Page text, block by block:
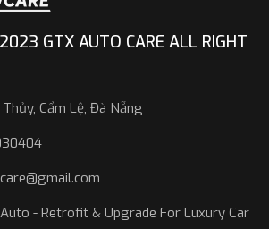
GTX AUTO CARE ALL RIGHT
Thủy, Cẩm Lệ, Đà Nẵng
- Retrofit & Upgrade For Luxury Car